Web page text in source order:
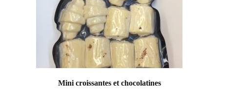
Mini croissantes et chocolatines